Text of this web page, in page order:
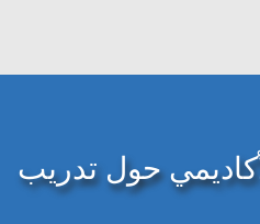
حول تدريب